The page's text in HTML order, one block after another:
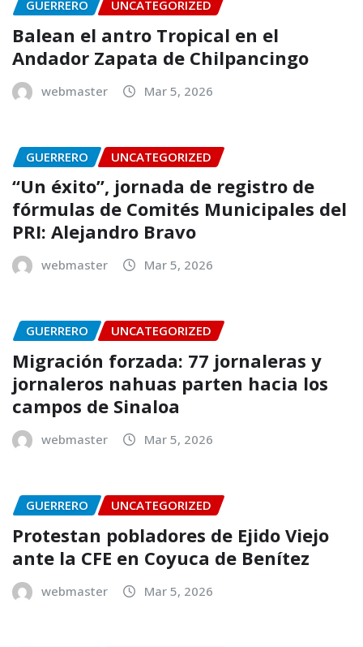
GUERRERO UNCATEGORIZED
Balean el antro Tropical en el
Andador Zapata de Chilpancingo
webmaster Mar 5, 2026
GUERRERO UNCATEGORIZED
“Un éxito”, jornada de registro de
fórmulas de Comités Municipales del
PRI: Alejandro Bravo
webmaster Mar 5, 2026
GUERRERO UNCATEGORIZED
Migración forzada: 77 jornaleras y
jornaleros nahuas parten hacia los
campos de Sinaloa
webmaster Mar 5, 2026
GUERRERO UNCATEGORIZED
Protestan pobladores de Ejido Viejo
ante la CFE en Coyuca de Benítez
webmaster Mar 5, 2026